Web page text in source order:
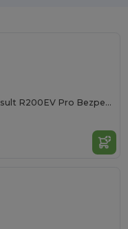
Výstražná Vesta Result R200EV Pro Bezpečnost